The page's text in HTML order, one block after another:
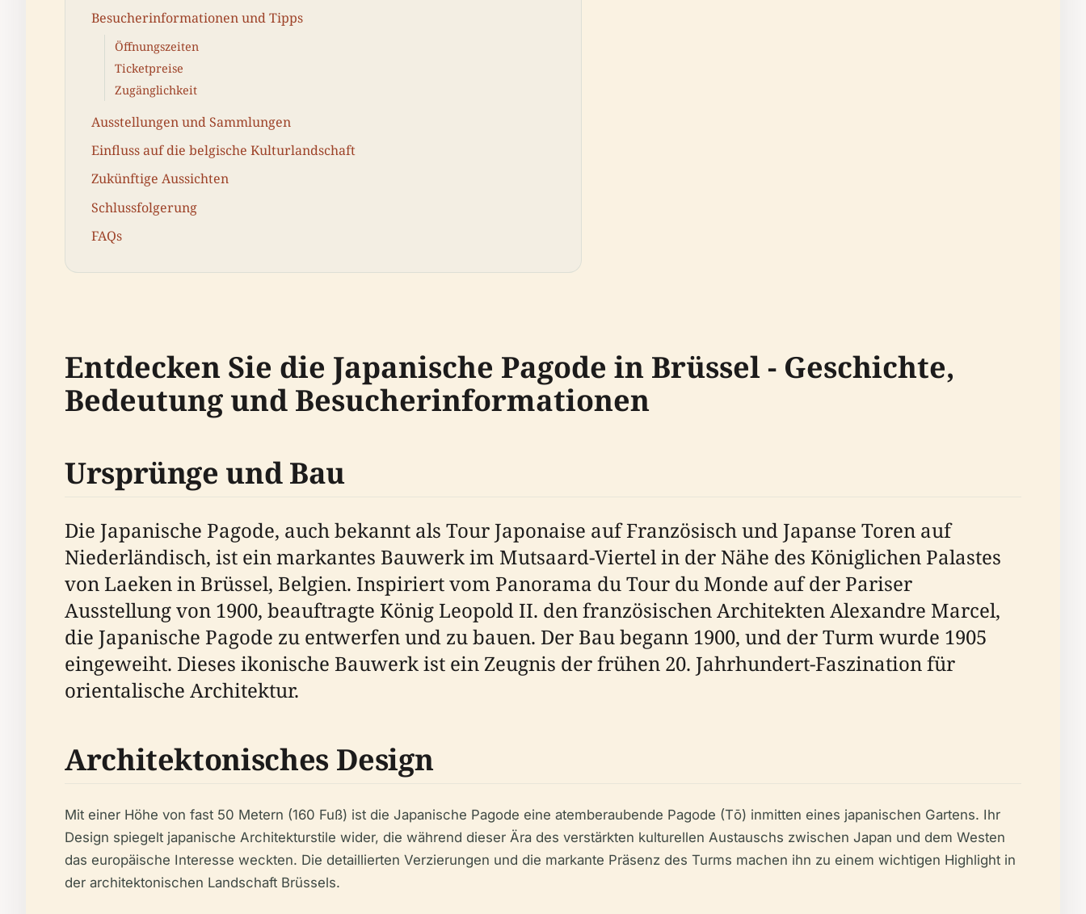
Besucherinformationen und Tipps
Öffnungszeiten
Ticketpreise
Zugänglichkeit
Ausstellungen und Sammlungen
Einfluss auf die belgische Kulturlandschaft
Zukünftige Aussichten
Schlussfolgerung
FAQs
Entdecken Sie die Japanische Pagode in Brüssel - Geschichte,
Bedeutung und Besucherinformationen
Ursprünge und Bau
Die Japanische Pagode, auch bekannt als Tour Japonaise auf Französisch und Japanse Toren auf
Niederländisch, ist ein markantes Bauwerk im Mutsaard-Viertel in der Nähe des Königlichen Palastes
von Laeken in Brüssel, Belgien. Inspiriert vom Panorama du Tour du Monde auf der Pariser
Ausstellung von 1900, beauftragte König Leopold II. den französischen Architekten Alexandre Marcel,
die Japanische Pagode zu entwerfen und zu bauen. Der Bau begann 1900, und der Turm wurde 1905
eingeweiht. Dieses ikonische Bauwerk ist ein Zeugnis der frühen 20. Jahrhundert-Faszination für
orientalische Architektur.
Architektonisches Design
Mit einer Höhe von fast 50 Metern (160 Fuß) ist die Japanische Pagode eine atemberaubende Pagode (Tō) inmitten eines japanischen Gartens. Ihr
Design spiegelt japanische Architekturstile wider, die während dieser Ära des verstärkten kulturellen Austauschs zwischen Japan und dem Westen
das europäische Interesse weckten. Die detaillierten Verzierungen und die markante Präsenz des Turms machen ihn zu einem wichtigen Highlight in
der architektonischen Landschaft Brüssels.